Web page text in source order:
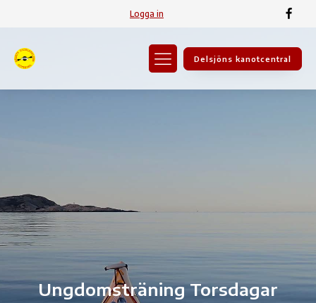
Logga in
Delsjöns kanotcentral
Ungdomsträning Torsdagar